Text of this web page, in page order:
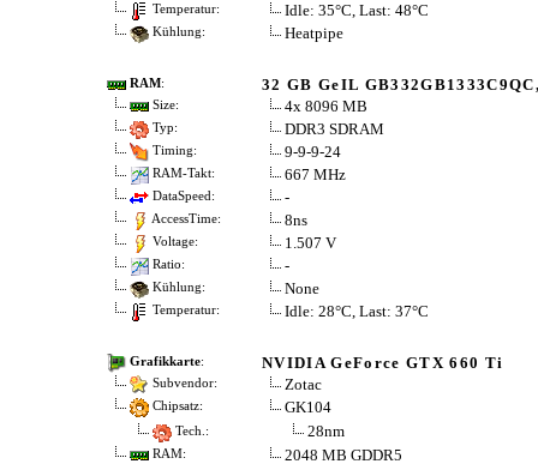
Temperatur: Idle: 35°C, Last: 48°C
Kühlung: Heatpipe
RAM: 32 GB GeIL
Size: 4x 8096 MB
Typ: DDR3 SDRAM
Timing: 9-9-9-24
RAM-Takt: 667 MHz
DataSpeed: -
AccessTime: 8ns
Voltage: 1.507 V
Ratio: -
Kühlung: None
Temperatur: Idle: 28°C, Last: 37°C
Grafikkarte: NVIDIA GeForce GTX 660 Ti
Subvendor: Zotac
Chipsatz: GK104
Tech.: 28nm
RAM: 2048 MB GDDR5